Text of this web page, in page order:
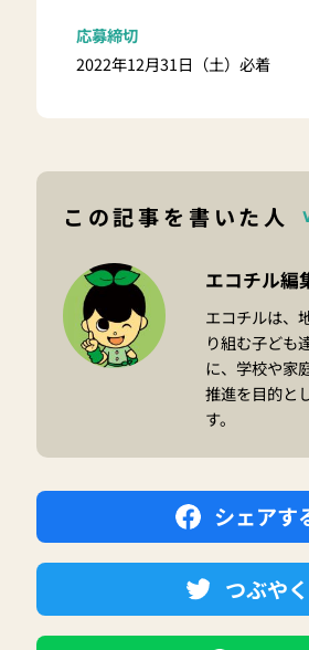
応募締切
2022年12月31日（土）必着
この記事を書いた人
エコチル編
エコチルは、
り組む子ども
に、学校や家
推進を目的と
す。
シェアす
つぶやく